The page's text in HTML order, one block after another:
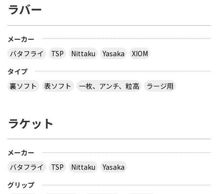
ラバー
メーカー
バタフライ
TSP Nittaku Yasaka
XIOM
タイプ
裏ソフト
表ソフト 一枚、アンチ、粒高 ラージ用
ラケット
メーカー
バタフライ
TSP Nittaku
Yasaka
グリップ